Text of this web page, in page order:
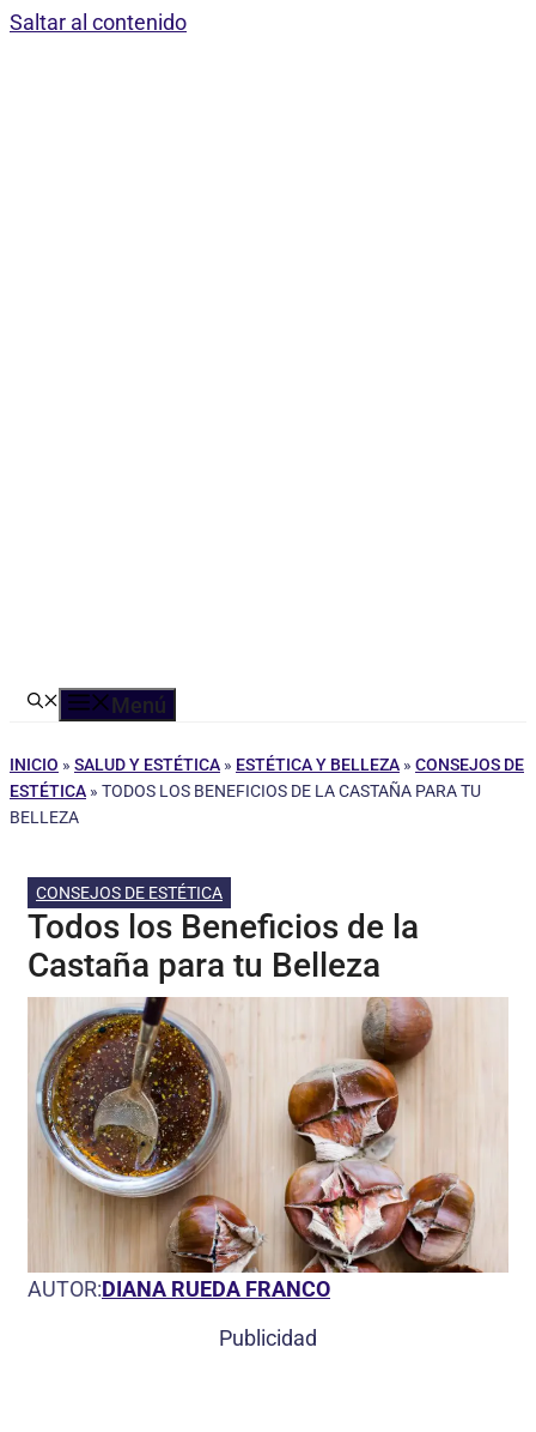
Saltar al contenido
Menú
INICIO » SALUD Y ESTÉTICA » ESTÉTICA Y BELLEZA » CONSEJOS DE
ESTÉTICA » TODOS LOS BENEFICIOS DE LA CASTAÑA PARA TU
BELLEZA
CONSEJOS DE ESTÉTICA
Todos los Beneficios de la
Castaña para tu Belleza
AUTOR:DIANA RUEDA FRANCO
Publicidad